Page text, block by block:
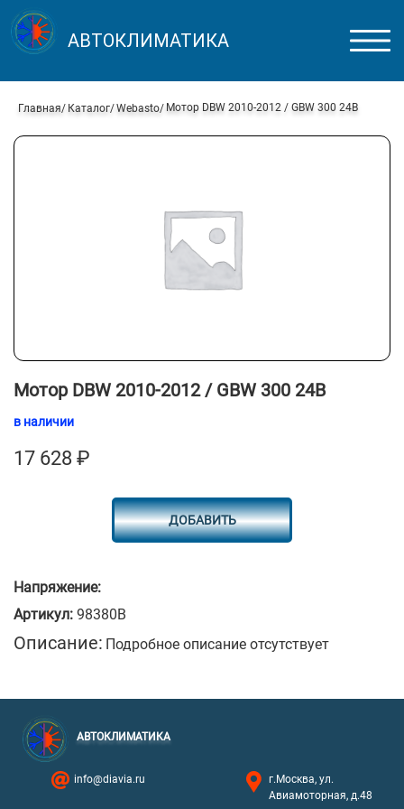
АВТОКЛИМАТИКА
Главная Каталог Webasto Мотор DBW 2010-2012 / GBW 300 24В
Мотор DBW 2010-2012 / GBW 300 24В
в наличии
17 628 ₽
ДОБАВИТЬ
Напряжение:
Артикул: 98380B
Описание: Подробное описание отсутствует
АВТОКЛИМАТИКА
info@diavia.ru
г.Москва, ул.
Авиамоторная, д.48